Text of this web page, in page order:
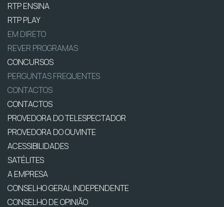
RTP ENSINA
RTP PLAY
EM DIRETO
REVER PROGRAMAS
CONCURSOS
PERGUNTAS FREQUENTES
CONTACTOS
CONTACTOS
PROVEDORA DO TELESPECTADOR
PROVEDORA DO OUVINTE
ACESSIBILIDADES
SATÉLITES
A EMPRESA
CONSELHO GERAL INDEPENDENTE
CONSELHO DE OPINIÃO